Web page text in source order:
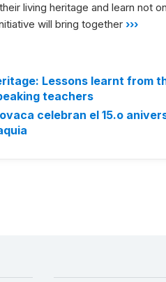
living heritage and learn not
will bring together ›››
Lessons learnt from
teachers
celebran el 15.o